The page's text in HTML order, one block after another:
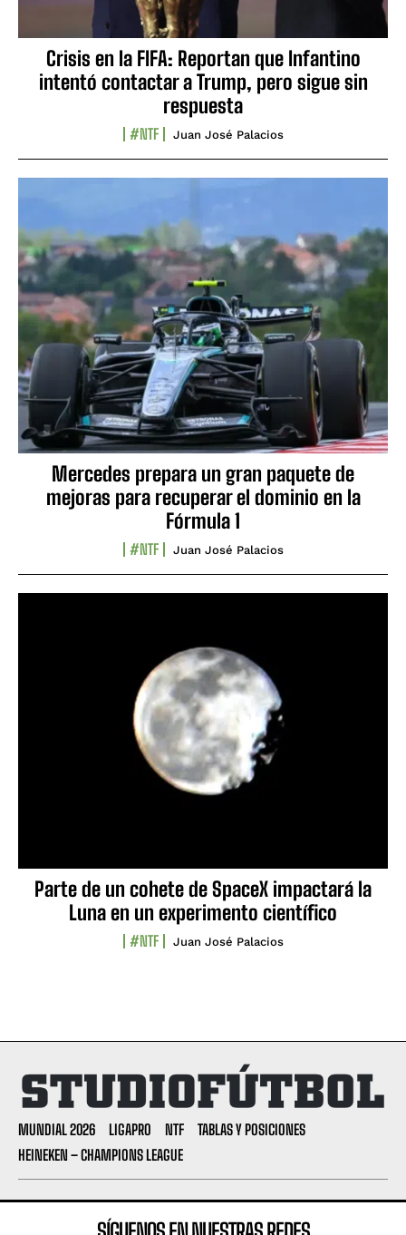
Crisis en la FIFA: Reportan que Infantino
intentó contactar a Trump, pero sigue sin
respuesta
#NTF Juan José Palacios
Mercedes prepara un gran paquete de
mejoras para recuperar el dominio en la
Fórmula 1
#NTF Juan José Palacios
Parte de un cohete de SpaceX impactará la
Luna en un experimento científico
#NTF Juan José Palacios
MUNDIAL 2026 LIGAPRO NTF
TABLAS Y POSICIONES
HEINEKEN – CHAMPIONS LEAGUE